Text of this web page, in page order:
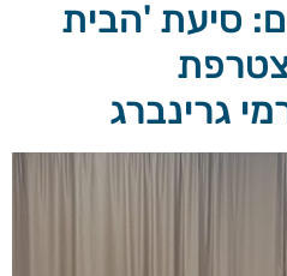
סיעת 'הבית
גרינברג